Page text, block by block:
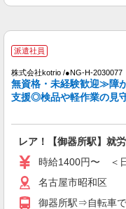
よる） ＜給与補足＞夜勤4〜6回分（42,736〜
割増＋
正社員
グループホーム ソラスト
介護
月
よる） ＜給与補足＞夜勤6〜10回分（46,434〜
80,260
夜割増
愛
キープ
派遣社員
株式会社kotrio /●NG-H-2030077
無資格・未経験歓迎≫障
支援◎検品や軽作業の見
レア！【御器所駅】就
時給1400円〜 ＜
名古屋市昭和区
御器所駅⇒自転車